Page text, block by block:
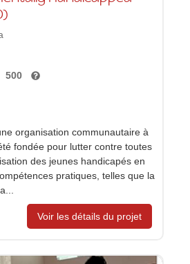
500
organisation communautaire à
fondée pour lutter contre toutes
des jeunes handicapés en
pratiques, telles que la
Voir les détails du projet